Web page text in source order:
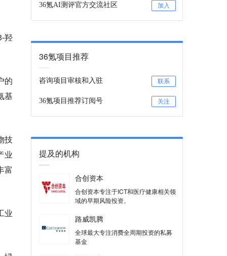
羟
的
基
技
业
富
业
36氪AI测评官方交流社区 加入
36氪项目推荐
咨询项目审核和入驻 联系
36氪项目推荐订阅号 关注
提及的机构
合创资本
合创资本专注于ICT和医疗健康相关领
域的早期风险投资。
路威凯腾
全球最大专注消费全周期投资的私募
基金